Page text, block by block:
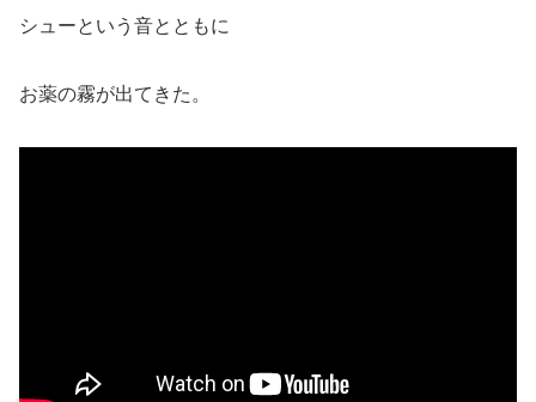
シューという音とともに
お薬の霧が出てきた。